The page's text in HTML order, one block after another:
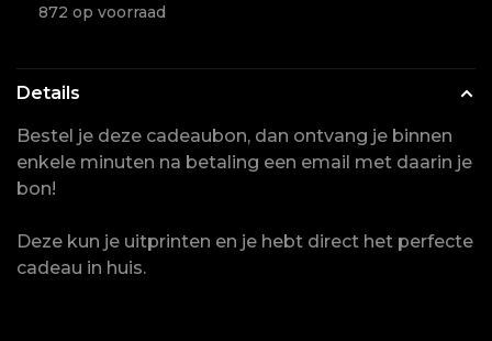
872 op voorraad
Details
Bestel je deze cadeaubon, dan ontvang je binnen
enkele minuten na betaling een email met daarin je
bon!
Deze kun je uitprinten en je hebt direct het perfecte
cadeau in huis.